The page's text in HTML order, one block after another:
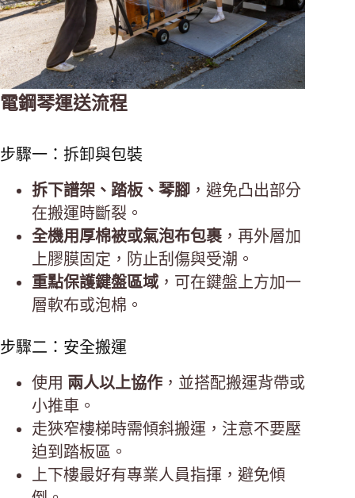
電鋼琴運送流程
步驟一：拆卸與包裝
拆下譜架、踏板、琴腳 ，避免凸出部分
在搬運時斷裂。
全機用厚棉被或氣泡布包裹 ，再外層加
上膠膜固定，防止刮傷與受潮。
重點保護鍵盤區域 ，可在鍵盤上方加一
層軟布或泡棉。
步驟二：安全搬運
使用 兩人以上協作 ，並搭配搬運背帶或
小推車。
走狹窄樓梯時需傾斜搬運，注意不要壓
迫到踏板區。
上下樓最好有專業人員指揮，避免傾